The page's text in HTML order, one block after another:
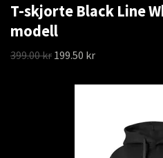
T-skjorte Black Line
modell
399.00 kr 199.50 kr